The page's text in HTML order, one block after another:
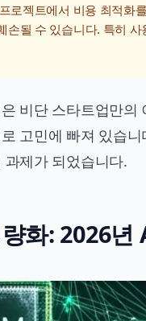
로젝트에서 비용 최적화
손될 수 있습니다. 특히
비단 스타트업만의
고민에 빠져 있습
과제가 되었습니다.
화: 2026년